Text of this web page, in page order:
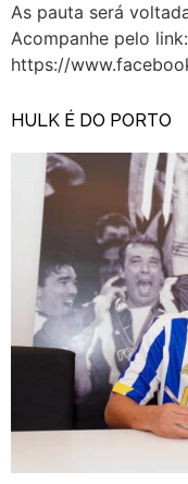
As pauta será
Acompanhe pelo link:
https://
HULK É DO PORTO